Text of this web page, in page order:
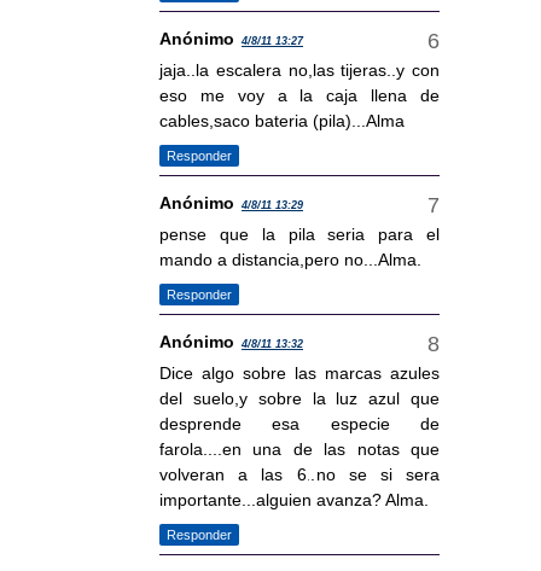
Anónimo 4/8/11 13:27
jaja..la escalera no,las tijeras..y con
eso me voy a la caja llena de
cables,saco bateria (pila)...Alma
Responder
Anónimo 4/8/11 13:29
pense que la pila seria para el
mando a distancia,pero no...Alma.
Responder
Anónimo 4/8/11 13:32
Dice algo sobre las marcas azules
del suelo,y sobre la luz azul que
desprende esa especie de
farola....en una de las notas que
volveran a las 6..no se si sera
importante...alguien avanza? Alma.
Responder